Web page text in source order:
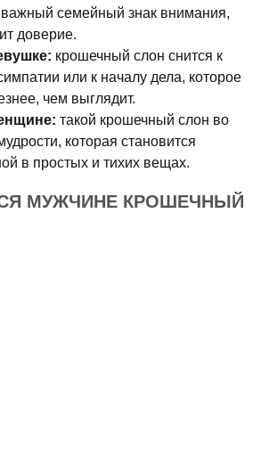
семейный знак внимания,
доверие.
крошечный слон снится к
или к началу дела, которое
чем выглядит.
такой крошечный слон во
которая становится
в простых и тихих вещах.
МУЖЧИНЕ КРОШЕЧНЫЙ